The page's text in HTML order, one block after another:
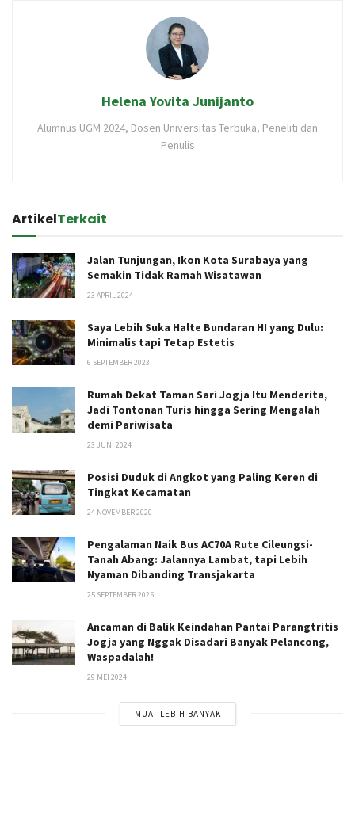
Helena Yovita Junijanto
Alumnus UGM 2024, Dosen Universitas Terbuka, Peneliti dan
Penulis
ArtikelTerkait
Jalan Tunjungan, Ikon Kota Surabaya yang
Semakin Tidak Ramah Wisatawan
23 APRIL 2024
Saya Lebih Suka Halte Bundaran HI yang Dulu:
Minimalis tapi Tetap Estetis
6 SEPTEMBER 2023
Rumah Dekat Taman Sari Jogja Itu Menderita,
Jadi Tontonan Turis hingga Sering Mengalah
demi Pariwisata
23 JUNI 2024
Posisi Duduk di Angkot yang Paling Keren di
Tingkat Kecamatan
24 NOVEMBER 2020
Pengalaman Naik Bus AC70A Rute Cileungsi-
Tanah Abang: Jalannya Lambat, tapi Lebih
Nyaman Dibanding Transjakarta
25 SEPTEMBER 2025
Ancaman di Balik Keindahan Pantai Parangtritis
Jogja yang Nggak Disadari Banyak Pelancong,
Waspadalah!
29 MEI 2024
MUAT LEBIH BANYAK